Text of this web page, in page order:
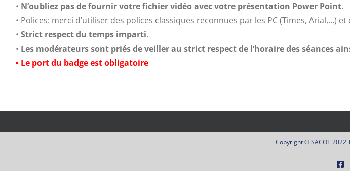
• N’oubliez pas de fournir votre fichier vidéo avec votre présentation Power Point.
• Polices: merci d’utiliser des polices classiques reconnues par les PC (Times, Arial,…)
• Strict respect du temps imparti.
• Les modérateurs sont priés de veiller au strict respect de l’horaire des séances
• Le port du badge est obligatoire
Copyright © SACOT 2022